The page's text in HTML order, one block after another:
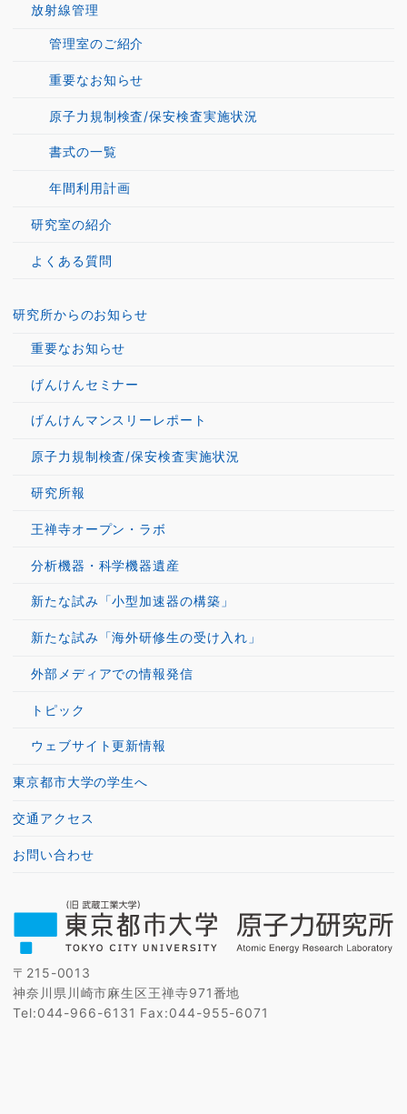
放射線管理
管理室のご紹介
重要なお知らせ
原子力規制検査/保安検査実施状況
書式の一覧
年間利用計画
研究室の紹介
よくある質問
研究所からのお知らせ
重要なお知らせ
げんけんセミナー
げんけんマンスリーレポート
原子力規制検査/保安検査実施状況
研究所報
王禅寺オープン・ラボ
分析機器・科学機器遺産
新たな試み「小型加速器の構築」
新たな試み「海外研修生の受け入れ」
外部メディアでの情報発信
トピック
ウェブサイト更新情報
東京都市大学の学生へ
交通アクセス
お問い合わせ
〒215-0013
神奈川県川崎市麻生区王禅寺971番地
Tel:044-966-6131 Fax:044-955-6071